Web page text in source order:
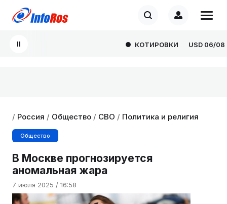
КОТИРОВКИ USD06/08
/ Россия / Общество / СВО / Политика и религия
Общество
В Москве прогнозируется
аномальная жара
7 июля 2025 / 16:58